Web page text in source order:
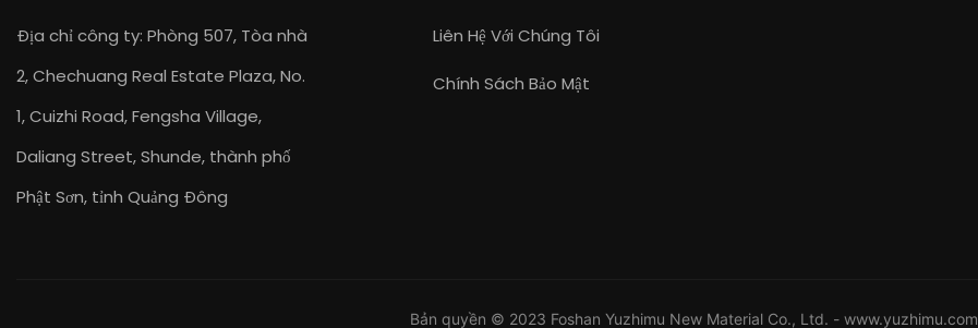
Địa chỉ công ty: Phòng 507, Tòa nhà
2, Chechuang Real Estate Plaza, No.
1, Cuizhi Road, Fengsha Village,
Daliang Street, Shunde, thành phố
Phật Sơn, tỉnh Quảng Đông
Liên Hệ Với Chúng Tôi
Chính Sách Bảo Mật
Bản quyền © 2023 Foshan Yuzhimu New Material Co., Ltd. - www.yuzhimu.com